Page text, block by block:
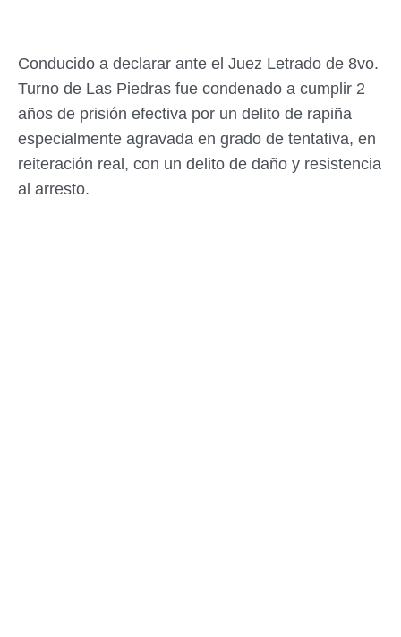
Conducido a declarar ante el Juez Letrado de 8vo.
Turno de Las Piedras fue condenado a cumplir 2
años de prisión efectiva por un delito de rapiña
especialmente agravada en grado de tentativa, en
reiteración real, con un delito de daño y resistencia
al arresto.